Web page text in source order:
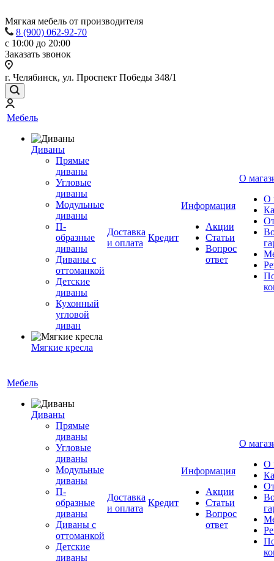
Мягкая мебель от производителя
8 (900) 062-92-70
с 10:00 до 20:00
Заказать звонок
г. Челябинск, ул. Проспект Победы 348/1
Мебель
Диваны
Прямые
диваны
Угловые
диваны
Модульные
диваны
П-
образные
диваны
Диваны с
оттоманкой
Детские
диваны
Кухонный
угловой
диван
Мягкие кресла
Доставка
и оплата
Кредит
Информация
Акции
Статьи
Вопрос
ответ
О
О
Мебель
Диваны
Прямые
диваны
Угловые
диваны
Модульные
диваны
П-
образные
диваны
Диваны с
оттоманкой
Детские
диваны
Доставка
и оплата
Кредит
Информация
Акции
Статьи
Вопрос
ответ
О
О